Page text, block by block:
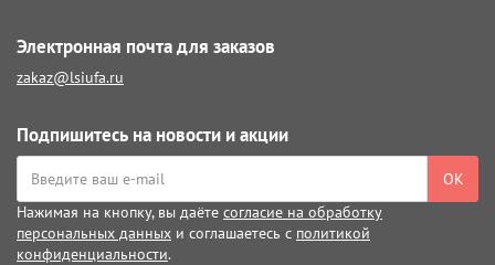
Электронная почта для заказов
zakaz@lsiufa.ru
Подпишитесь на новости и акции
ОК
Нажимая на кнопку, вы даёте согласие на обработку
персональных данных и соглашаетесь с политикой
конфиденциальности.